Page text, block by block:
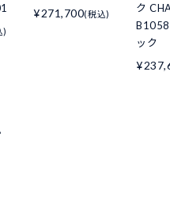
)
¥271,700(税込)
ク
ック